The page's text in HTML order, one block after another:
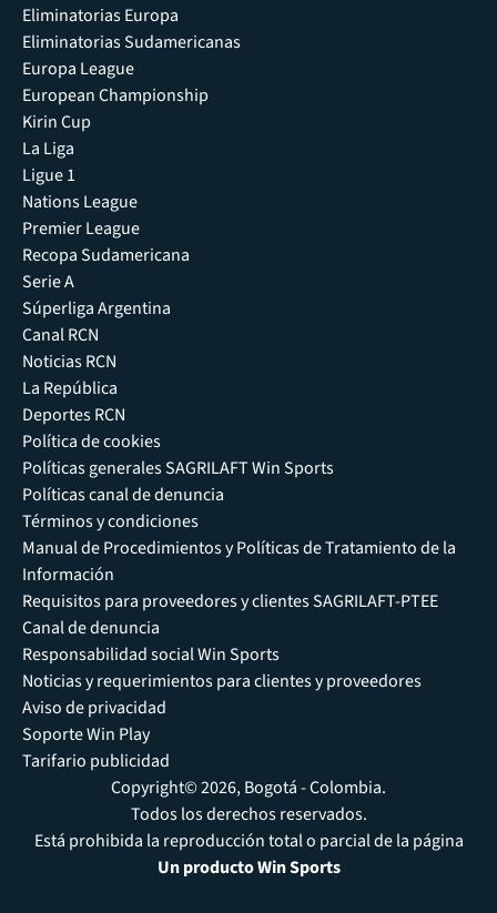
Eliminatorias Europa
Eliminatorias Sudamericanas
Europa League
European Championship
Kirin Cup
La Liga
Ligue 1
Nations League
Premier League
Recopa Sudamericana
Serie A
Súperliga Argentina
Canal RCN
Noticias RCN
La República
Deportes RCN
Política de cookies
Políticas generales SAGRILAFT Win Sports
Políticas canal de denuncia
Términos y condiciones
Manual de Procedimientos y Políticas de Tratamiento de la
Información
Requisitos para proveedores y clientes SAGRILAFT-PTEE
Canal de denuncia
Responsabilidad social Win Sports
Noticias y requerimientos para clientes y proveedores
Aviso de privacidad
Soporte Win Play
Tarifario publicidad
Copyright© 2026, Bogotá - Colombia.
Todos los derechos reservados.
Está prohibida la reproducción total o parcial de la página
Un producto Win Sports